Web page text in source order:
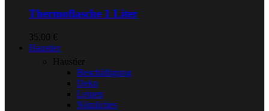
Thermoflasche 1 Liter
35,00 €
Haustier
Haustier
Beschäftigung
Deko
Leinen
Nützliches